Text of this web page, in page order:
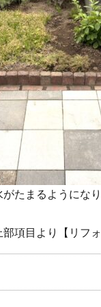
たまるようにな
項目より【リフ